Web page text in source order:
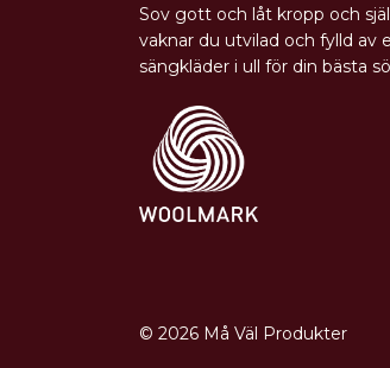
Sov gott och låt kropp och
vaknar du utvilad och fylld av
sängkläder i ull för din bästa
© 2026 Må Väl Produkter